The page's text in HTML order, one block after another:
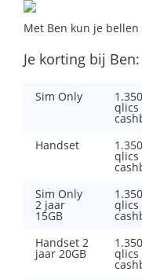
Met Ben kun je
Je korting bij Ben:
Sim Only 1.350
qlics
Handset 1.350
qlics
Sim Only
2 jaar
15GB
1.350
qlics
Handset 2
jaar 20GB
1.350
qlics